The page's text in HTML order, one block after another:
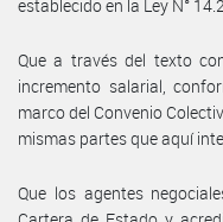
establecido en la Ley N°
Que a través del texto
incremento salarial,
marco del Convenio
mismas partes que aquí
Que los agentes